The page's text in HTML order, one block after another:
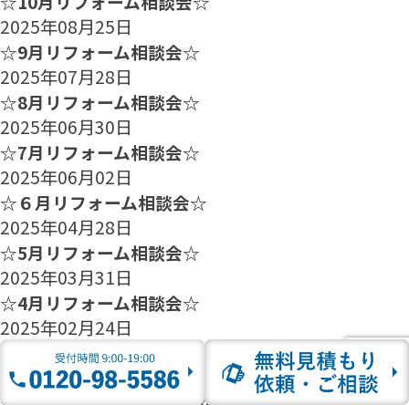
2025年08月25日
☆9月リフォーム相談会☆
2025年07月28日
☆8月リフォーム相談会☆
2025年06月30日
☆7月リフォーム相談会☆
2025年06月02日
☆６月リフォーム相談会☆
2025年04月28日
☆5月リフォーム相談会☆
2025年03月31日
☆4月リフォーム相談会☆
2025年02月24日
☆3月リフォーム相談会☆
2025年01月27日